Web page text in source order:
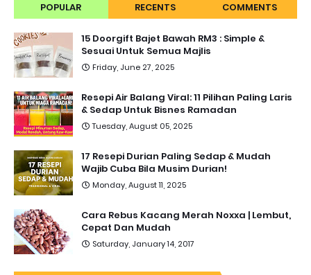
POPULAR RECENTS COMMENTS
15 Doorgift Bajet Bawah RM3 : Simple &
Sesuai Untuk Semua Majlis
Friday, June 27, 2025
Resepi Air Balang Viral: 11 Pilihan Paling Laris
& Sedap Untuk Bisnes Ramadan
Tuesday, August 05, 2025
17 Resepi Durian Paling Sedap & Mudah
Wajib Cuba Bila Musim Durian!
Monday, August 11, 2025
Cara Rebus Kacang Merah Noxxa | Lembut,
Cepat Dan Mudah
Saturday, January 14, 2017